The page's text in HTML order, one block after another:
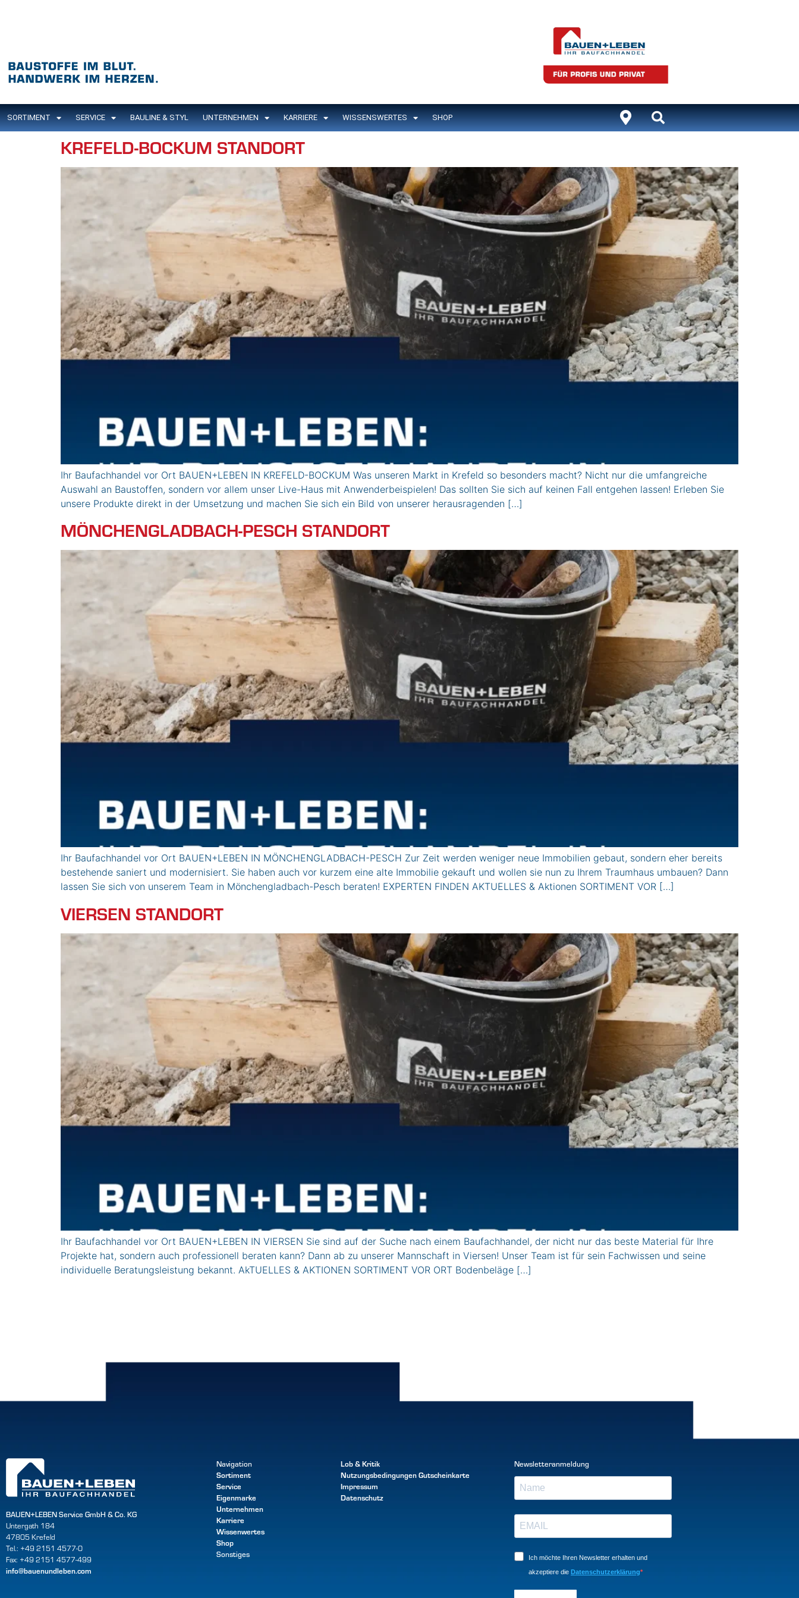
SORTIMENT SERVICE BAULINE & STYL UNTERNEHMEN KARRIERE WISSENSWERTES SHOP
KREFELD-BOCKUM STANDORT
Ihr Baufachhandel vor Ort BAUEN+LEBEN IN KREFELD-BOCKUM Was unseren Markt in Krefeld so besonders macht? Nicht nur die umfangreiche
Auswahl an Baustoffen, sondern vor allem unser Live-Haus mit Anwenderbeispielen! Das sollten Sie sich auf keinen Fall entgehen lassen! Erleben Sie
unsere Produkte direkt in der Umsetzung und machen Sie sich ein Bild von unserer herausragenden […]
MÖNCHENGLADBACH-PESCH STANDORT
Ihr Baufachhandel vor Ort BAUEN+LEBEN IN MÖNCHENGLADBACH-PESCH Zur Zeit werden weniger neue Immobilien gebaut, sondern eher bereits
bestehende saniert und modernisiert. Sie haben auch vor kurzem eine alte Immobilie gekauft und wollen sie nun zu Ihrem Traumhaus umbauen? Dann
lassen Sie sich von unserem Team in Mönchengladbach-Pesch beraten! EXPERTEN FINDEN AKTUELLES & Aktionen SORTIMENT VOR […]
VIERSEN STANDORT
Ihr Baufachhandel vor Ort BAUEN+LEBEN IN VIERSEN Sie sind auf der Suche nach einem Baufachhandel, der nicht nur das beste Material für Ihre
Projekte hat, sondern auch professionell beraten kann? Dann ab zu unserer Mannschaft in Viersen! Unser Team ist für sein Fachwissen und seine
individuelle Beratungsleistung bekannt. AkTUELLES & AKTIONEN SORTIMENT VOR ORT Bodenbeläge […]
BAUEN+LEBEN Service GmbH & Co. KG
Untergath 184
47805 Krefeld
Tel.: +49 2151 4577-0
Fax: +49 2151 4577-499
info@bauenundleben.com
Navigation
Sortiment
Service
Eigenmarke
Unternehmen
Karriere
Wissenwertes
Shop
Sonstiges
Lob & Kritik
NutzungsbedingungenGutscheinkarte
Impressum
Datenschutz
Newsletteranmeldung
Ich möchte Ihren Newsletter erhalten und
akzeptiere die Datenschutzerklärung